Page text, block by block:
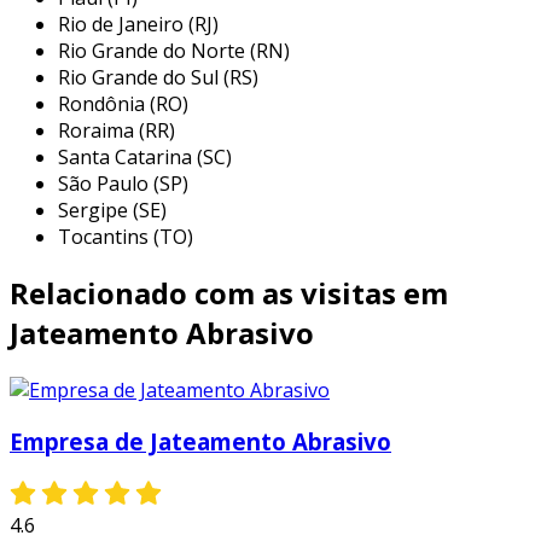
propriedades de limpeza e preparo de
superfície garantem resultados eficazes e
duradouros. algumas das principais aplicações
incluem:
limpeza de estruturas metálicas:
remove a corrosão, tinta antiga e outros
contaminantes, preparando a superfície
para nova pintura ou revestimento.
preparação de superfícies para pintura:
aumenta a aderência da tinta,
assegurando um acabamento mais
de óleos e graxas, essencial para garantir
como a soldagem.
Rio de Janeiro (RJ)
Rio Grande do Norte (RN)
Rio Grande do Sul (RS)
Rondônia (RO)
Roraima (RR)
Santa Catarina (SC)
São Paulo (SP)
Sergipe (SE)
Tocantins (TO)
Relacionado com as visitas em
Jateamento Abrasivo
Empresa de Jateamento Abrasivo
4.6